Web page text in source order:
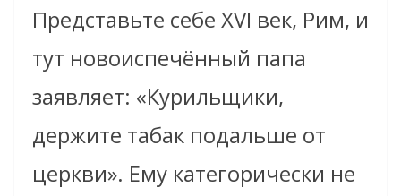
Представьте себе XVI век, Рим, и
тут новоиспечённый папа
заявляет: «Курильщики,
держите табак подальше от
церкви». Ему категорически не